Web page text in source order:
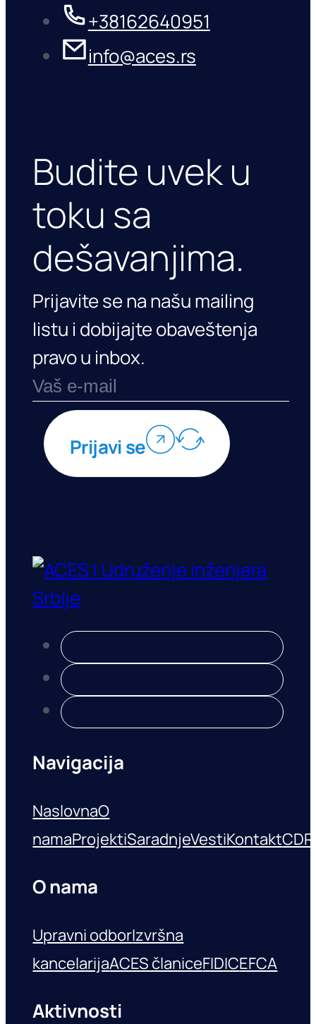
+38162640951
info@aces.rs
Budite uvek u
toku sa
dešavanjima.
Prijavite se na našu mailing
listu i dobijajte obaveštenja
pravo u inbox.
Prijavi se
Navigacija
NaslovnaO
namaProjektiSaradnjeVestiKontakt
O nama
Upravni odborIzvršna
kancelarijaACES članiceFIDICEFCA
Aktivnosti